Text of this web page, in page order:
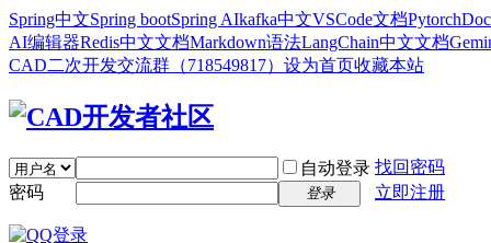
Spring中文Spring bootSpring AIkafka中文VSCode文档Pytorch
AI编辑器Redis中文文档Markdown语法LangChain中文文档
CAD二次开发交流群（718549817） 设为首页收藏本站
自动登录 找回密码
密码
登录 立即注册